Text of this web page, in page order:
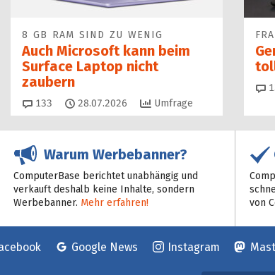
8 GB RAM SIND ZU WENIG
Auch Microsoft kann beim
Surface Laptop nicht
zaubern
133 Kommentare
28.07.2026 Umfrage
Warum Werbebanner?
ComputerBase berichtet unabhängig und
verkauft deshalb keine Inhalte, sondern
Werbebanner. Mehr erfahren!
von
Google News Instagram